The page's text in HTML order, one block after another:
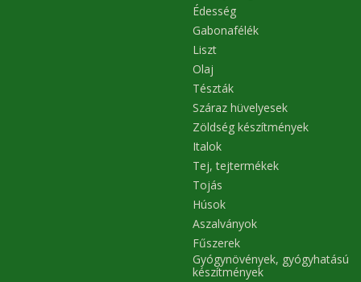
Édesség
Gabonafélék
Liszt
Olaj
Tészták
Száraz hüvelyesek
Zöldség készítmények
Italok
Tej, tejtermékek
Tojás
Húsok
Aszalványok
Fűszerek
Gyógynövények, gyógyhatású
készítmények